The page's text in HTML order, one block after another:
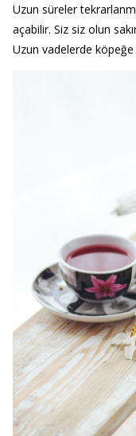
Uzun süreler
açabilir. Siz siz olun
Uzun vadelerde köpeğe